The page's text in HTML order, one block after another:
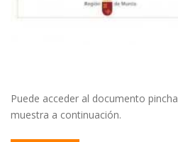
Puede acceder al documento
muestra a continuación.